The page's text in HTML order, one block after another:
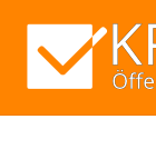
content